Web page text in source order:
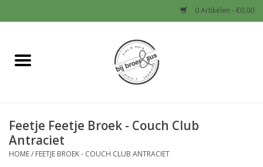
0 Artikelen - €0,00
Home
Baby
Jongens
Feetje Feetje Broek - Couch Club
Antraciet
HOME/ FEETJE BROEK - COUCH CLUB ANTRACIET